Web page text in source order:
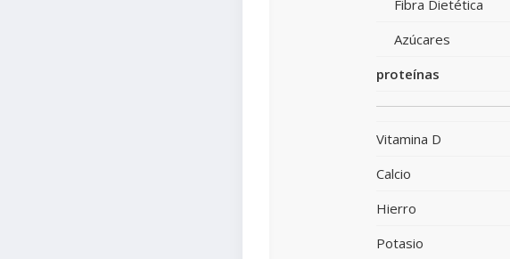
Fibra Dietética
Azúcares
proteínas
Vitamina D
Calcio
Hierro
Potasio